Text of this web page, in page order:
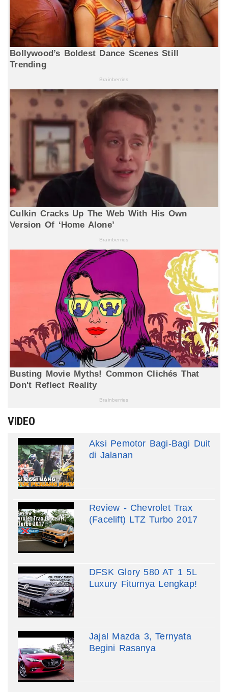
VIDEO
Aksi Pemotor Bagi-Bagi Duit
di Jalanan
Review - Chevrolet Trax
(Facelift) LTZ Turbo 2017
DFSK Glory 580 AT 1 5L
Luxury Fiturnya Lengkap!
Jajal Mazda 3, Ternyata
Begini Rasanya